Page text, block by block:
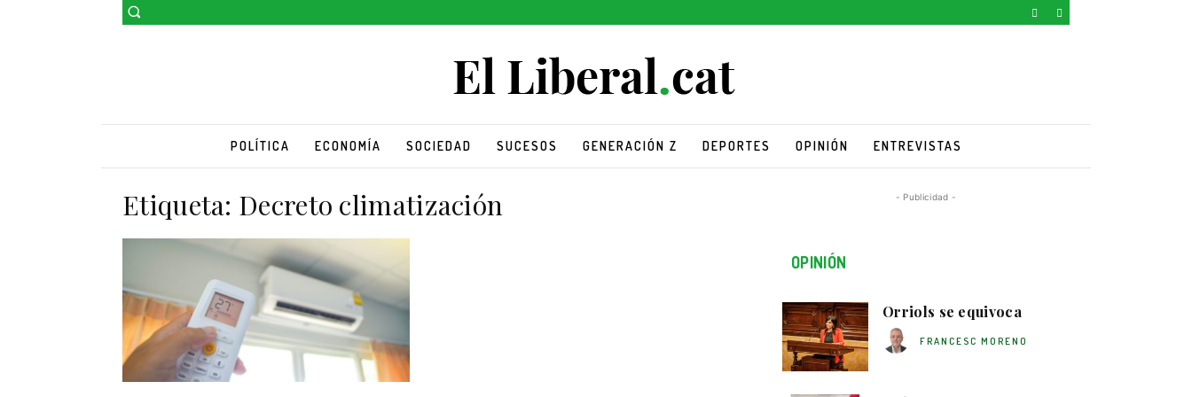
POLÍTICA ECONOMÍA SOCIEDAD SUCESOS GENERACIÓN Z DEPORTES OPINIÓN ENTREVISTAS
Etiqueta: Decreto climatización - Publicidad -
OPINIÓN
Orriols se equivoca
FRANCESC MORENO